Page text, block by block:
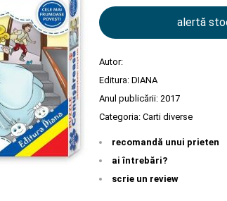
alertă
Autor:
Editura: DIANA
Anul publicării: 2017
Categoria: Carti diverse
recomandă unui prieten
ai întrebări?
scrie un review